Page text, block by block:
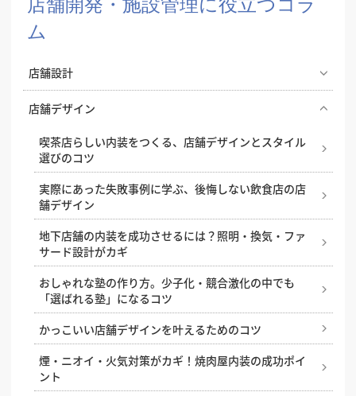
店舗開発・施設管理に役立つコラ
ム
店舗設計
エステサロンの照明で印象が変わる。雰囲気づくりと
飲食店の成功はコンセプト設計から！開業・改装時に
押さえたいポイント
ドライキッチンとウェットキッチン、飲食店の厨房は
どちらがおすすめ？
小さなカフェで成功するコツ、狭小キッチンの内装ア
イデア
基本を解説！飲食店の厨房レイアウト
失敗しない店舗リニューアルのために知っておきたい
ポイントと注意点
店舗内装はDIYしても良い？自分で作るメリットと注
意点
店舗デザイン
喫茶店らしい内装をつくる、店舗デザインとスタイル
選びのコツ
実際にあった失敗事例に学ぶ、後悔しない飲食店の店
舗デザイン
地下店舗の内装を成功させるには？照明・換気・ファ
サード設計がカギ
おしゃれな塾の作り方。少子化・競合激化の中でも
「選ばれる塾」になるコツ
かっこいい店舗デザインを叶えるためのコツ
煙・ニオイ・火気対策がカギ！焼肉屋内装の成功ポイ
ント